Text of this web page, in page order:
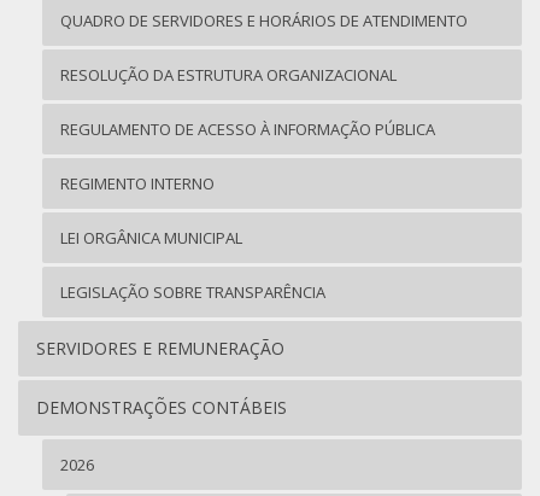
QUADRO DE SERVIDORES E HORÁRIOS DE ATENDIMENTO
RESOLUÇÃO DA ESTRUTURA ORGANIZACIONAL
REGULAMENTO DE ACESSO À INFORMAÇÃO PÚBLICA
REGIMENTO INTERNO
LEI ORGÂNICA MUNICIPAL
LEGISLAÇÃO SOBRE TRANSPARÊNCIA
SERVIDORES E REMUNERAÇÃO
DEMONSTRAÇÕES CONTÁBEIS
2026